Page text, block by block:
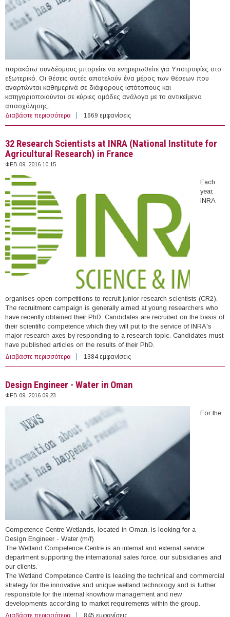
παρακάτω συνδέσμους μπορείτε να ενημερωθείτε για Υποτροφίες στο
εξωτερικό. Οι θέσεις αυτές αποτελούν ένα μέρος των θέσεων που
αναρτώνται καθημερινά σε διάφορους ιστότοπους και
κατηγοριοποιούνται σε κύριες ομάδες ανάλογα με το αντικείμενο
απασχόλησης.
Διαβάστε περισσότερα για 41 Υποτροφίες στο εξωτερικό (09/02/2016)
1669 εμφανίσεις
32 Research Scientists at INRA (National Institute for
Agricultural Research) in France
ΦΕΒ 09, 2016 10:15
Each
year,
INRA
organises open competitions to recruit junior research scientists (CR2).
The recruitment campaign is generally aimed at young researchers who
have recently obtained their PhD. Candidates are recruited on the basis of
their scientific competence which they will put to the service of INRA's
major research axes by responding to a research topic. Candidates must
have published articles on the results of their PhD.
Διαβάστε περισσότερα για 32 Research Scientists at INRA (National Institute for
Agricultural Research) in France
1384 εμφανίσεις
Design Engineer - Water in Oman
ΦΕΒ 09, 2016 09:23
For the
Competence Centre Wetlands, located in Oman, is looking for a
Design Engineer - Water (m/f)
The Wetland Competence Centre is an internal and external service
department supporting the international sales force, our subsidiaries and
our clients.
The Wetland Competence Centre is leading the technical and commercial
strategy for the innovative and unique wetland technology and is further
responsible for the internal knowhow management and new
developments according to market requirements within the group.
Διαβάστε περισσότερα για Design Engineer - Water in Oman
845 εμφανίσεις